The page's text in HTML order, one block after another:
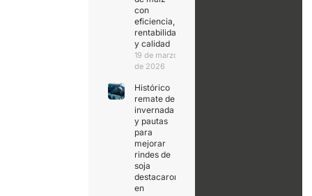
con
eficiencia,
rentabilidad
y calidad
19 de marzo
de 2026
Histórico
remate de
invernada
y pautas
para
mejorar
rindes de
soja
destacaron
en